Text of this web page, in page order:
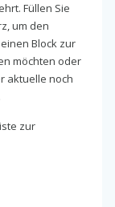
Füllen Sie
um den
Block zur
möchten oder
aktuelle noch
zur